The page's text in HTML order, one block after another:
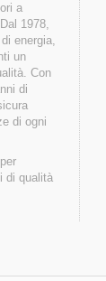
a
1978,
energia,
un
Con
di
di ogni
di qualità